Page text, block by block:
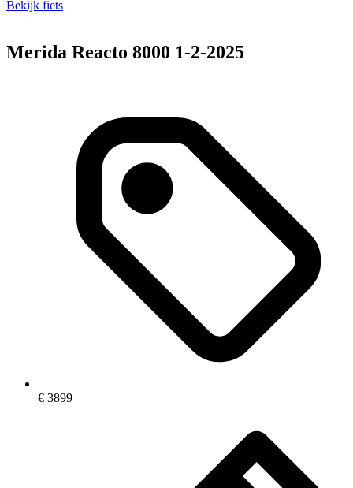
Bekijk fiets
Merida Reacto 8000 1-2-2025
€ 3899